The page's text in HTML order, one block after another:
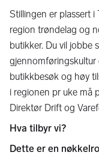
Stillingen er plassert
region trøndelag og
butikker. Du vil jobbe
butikkbesøk og høy
i regionen pr uke må
Direktør Drift og
Hva tilbyr vi?
Dette er en